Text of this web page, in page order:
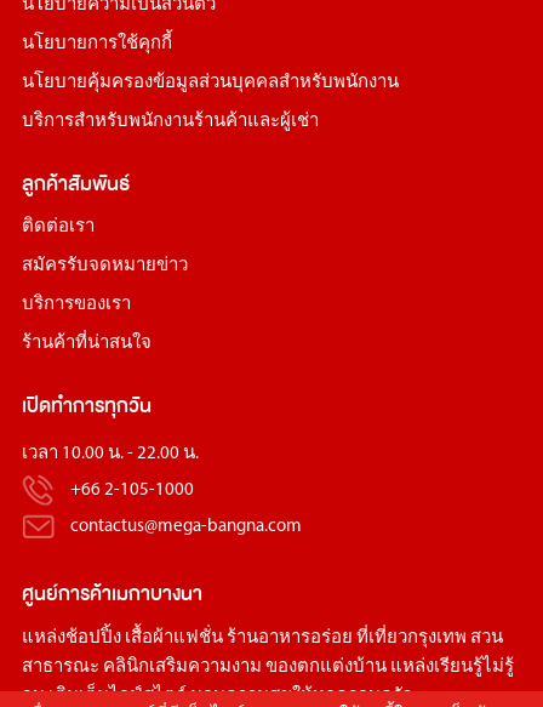
นโยบายความเป็นส่วนตัว
นโยบายการใช้คุกกี้
นโยบายคุ้มครองข้อมูลส่วนบุคคลสำหรับพนักงาน
บริการสำหรับพนักงานร้านค้าและผู้เช่า
ลูกค้าสัมพันธ์
ติดต่อเรา
สมัครรับจดหมายข่าว
บริการของเรา
ร้านค้าที่น่าสนใจ
เปิดทำการทุกวัน
เวลา 10.00 น. - 22.00 น.
+66 2-105-1000
contactus@mega-bangna.com
ศูนย์การค้าเมกาบางนา
แหล่งช้อปปิ้ง เสื้อผ้าแฟชั่น ร้านอาหารอร่อย ที่เที่ยวกรุงเทพ สวน
สาธารณะ คลินิกเสริมความงาม ของตกแต่งบ้านแหล่งเรียนรู้ไม่รู้
จบ เติมเต็มไลฟ์สไตล์ มอบความสุขให้ทุกครอบครัว